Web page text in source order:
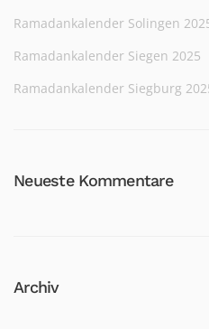
Ramadankalender Solingen
Ramadankalender Siegen 2025
Ramadankalender Siegburg
Neueste Kommentare
Archiv